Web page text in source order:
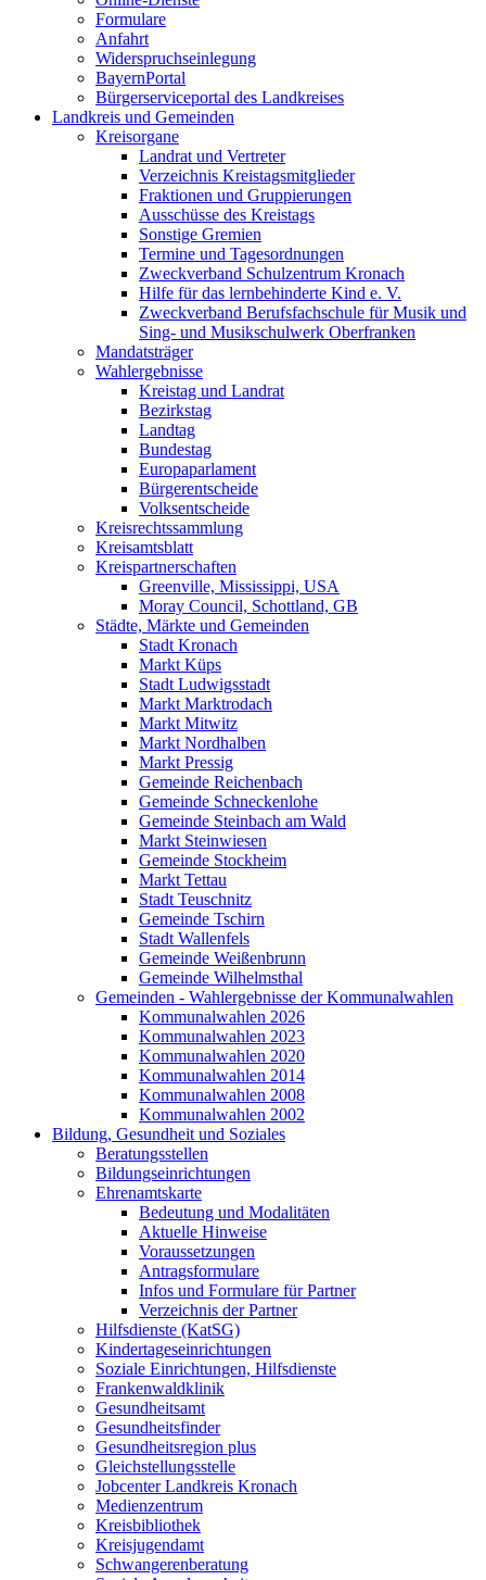
Formulare
Anfahrt
Widerspruchseinlegung
BayernPortal
Bürgerserviceportal des Landkreises
Landkreis und Gemeinden
Kreisorgane
Landrat und Vertreter
Verzeichnis Kreistagsmitglieder
Fraktionen und Gruppierungen
Ausschüsse des Kreistags
Sonstige Gremien
Termine und Tagesordnungen
Zweckverband Schulzentrum Kronach
Hilfe für das lernbehinderte Kind e. V.
Zweckverband Berufsfachschule für Musik und
Sing- und Musikschulwerk Oberfranken
Mandatsträger
Wahlergebnisse
Kreistag und Landrat
Bezirkstag
Landtag
Bundestag
Europaparlament
Bürgerentscheide
Volksentscheide
Kreisrechtssammlung
Kreisamtsblatt
Kreispartnerschaften
Greenville, Mississippi, USA
Moray Council, Schottland, GB
Städte, Märkte und Gemeinden
Stadt Kronach
Markt Küps
Stadt Ludwigsstadt
Markt Marktrodach
Markt Mitwitz
Markt Nordhalben
Markt Pressig
Gemeinde Reichenbach
Gemeinde Schneckenlohe
Gemeinde Steinbach am Wald
Markt Steinwiesen
Gemeinde Stockheim
Markt Tettau
Stadt Teuschnitz
Gemeinde Tschirn
Stadt Wallenfels
Gemeinde Weißenbrunn
Gemeinde Wilhelmsthal
Gemeinden - Wahlergebnisse der Kommunalwahlen
Kommunalwahlen 2026
Kommunalwahlen 2023
Kommunalwahlen 2020
Kommunalwahlen 2014
Kommunalwahlen 2008
Kommunalwahlen 2002
Bildung, Gesundheit und Soziales
Beratungsstellen
Bildungseinrichtungen
Ehrenamtskarte
Bedeutung und Modalitäten
Aktuelle Hinweise
Voraussetzungen
Antragsformulare
Infos und Formulare für Partner
Verzeichnis der Partner
Hilfsdienste (KatSG)
Kindertageseinrichtungen
Soziale Einrichtungen, Hilfsdienste
Frankenwaldklinik
Gesundheitsamt
Gesundheitsfinder
Gesundheitsregion plus
Gleichstellungsstelle
Jobcenter Landkreis Kronach
Medienzentrum
Kreisbibliothek
Kreisjugendamt
Schwangerenberatung